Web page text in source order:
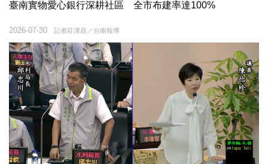
臺南實物愛心銀行深耕社區 全市布建率達100%
記者莊漢昌／台南報導
2026-07-30